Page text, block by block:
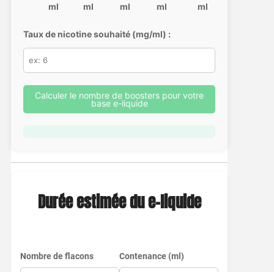
ml
ml
ml
ml
ml
Taux de nicotine souhaité (mg/ml) :
Calculer le nombre de boosters pour votre
base e-liquide
Durée estimée du e-liquide
Nombre de flacons Contenance (ml)